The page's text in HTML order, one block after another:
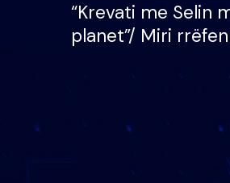
“Krevati me Selin
planet”/ Miri
mungojë zilja e